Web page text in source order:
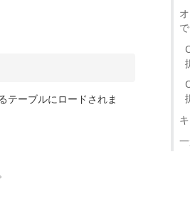
テーブルにロードされま